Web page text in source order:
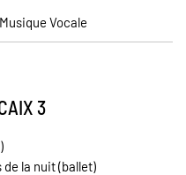
Vocale
3
de la nuit (ballet)